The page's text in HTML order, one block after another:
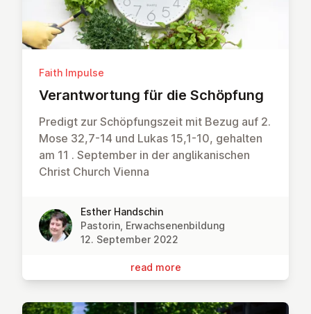
Faith Impulse
Ver­ant­wor­tung für die Schöpfung
Predigt zur Schöpfungszeit mit Bezug auf 2.
Mose 32,7-14 und Lukas 15,1-10, gehalten
am 11 . September in der anglikanischen
Christ Church Vienna
Esther Handschin
Pastorin, Erwachsenenbildung
12. September 2022
read more